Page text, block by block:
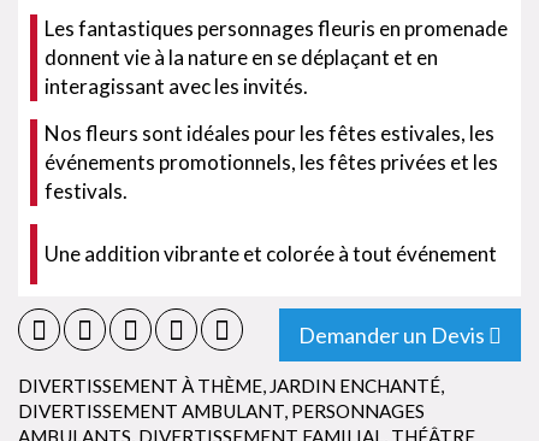
Les fantastiques personnages fleuris en promenade
donnent vie à la nature en se déplaçant et en
interagissant avec les invités.
Nos fleurs sont idéales pour les fêtes estivales, les
événements promotionnels, les fêtes privées et les
festivals.
Une addition vibrante et colorée à tout événement
Demander un Devis
DIVERTISSEMENT À THÈME, JARDIN ENCHANTÉ,
DIVERTISSEMENT AMBULANT, PERSONNAGES
AMBULANTS, DIVERTISSEMENT FAMILIAL, THÉÂTRE